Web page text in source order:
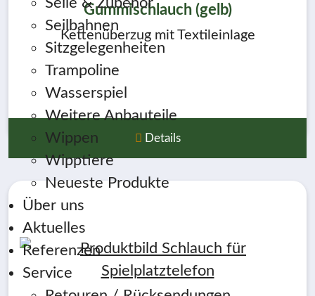
Seilbahnen
Sitzgelegenheiten
Trampoline
Wasserspiel
Weitere Anbauteile
Wippen
Wipptiere
Neueste Produkte
Über uns
Aktuelles
Referenzen
Service
Gummischlauch (gelb)
Kettenüberzug mit Textileinlage
Details